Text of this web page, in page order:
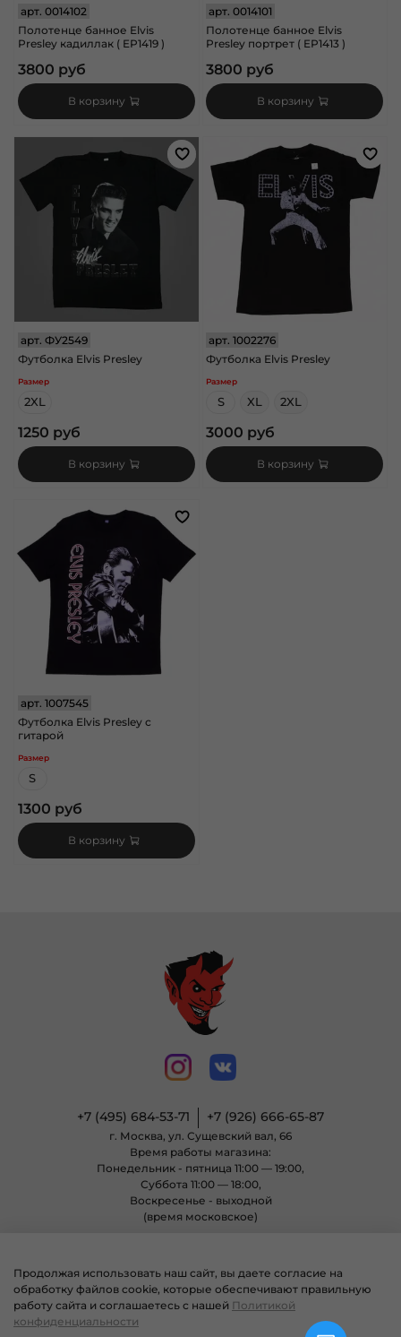
арт. 0014102
Полотенце банное Elvis
Presley кадиллак ( EP1419 )
3800 руб
В корзину
арт.0014101
Полотенце банное Elvis
Presley портрет ( EP1413 )
3800 руб
В корзину
арт. ФУ2549
Футболка Elvis Presley
Размер
2XL
1250 руб
В корзину
арт.1002276
Футболка Elvis Presley
Размер
S XL 2XL
3000 руб
В корзину
арт. 1007545
Футболка Elvis Presley с
гитарой
Размер
S
1300 руб
В корзину
+7 (495) 684-53-71 +7 (926) 666-65-87
г. Москва, ул. Сущевский вал, 66
Время работы магазина:
Понедельник - пятница 11:00 — 19:00,
Суббота 11:00 — 18:00,
Воскресенье - выходной
(время московское)
© 2004 - 2025 Магазин неформальной одежды «Позитиф» все права
защищены.
Продолжая использовать наш сайт, вы даете согласие на
обработку файлов cookie, которые обеспечивают правильную
работу сайта и соглашаетесь с нашей Политикой
конфиденциальности